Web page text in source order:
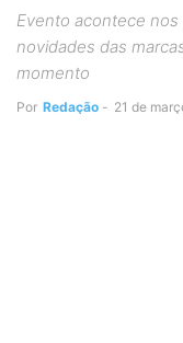
Evento acontece
novidades das
momento
Por Redação - 21 de